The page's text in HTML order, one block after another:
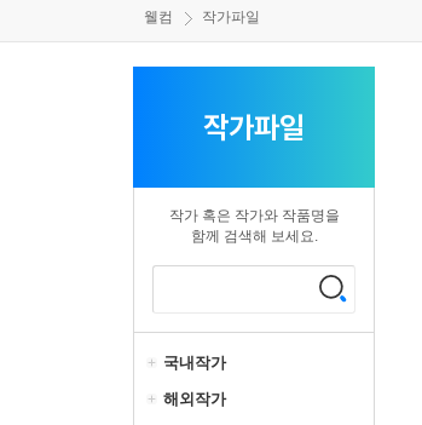
웰컴 작가파일
작가파일
작가 혹은 작가와 작품명을
함께 검색해 보세요.
국내작가
해외작가